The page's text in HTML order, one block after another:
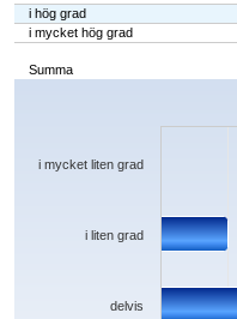
i hög grad
i mycket hög grad
Summa
Chart
The chart has 1 X axis displaying
delvis
i liten grad
i mycket liten grad